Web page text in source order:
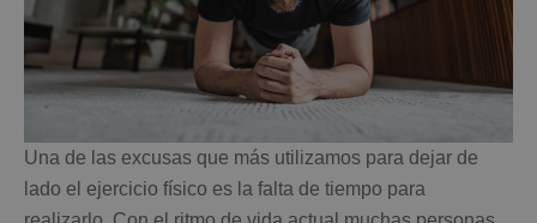
Una de las excusas que más utilizamos para dejar de
lado el ejercicio físico es la falta de tiempo para